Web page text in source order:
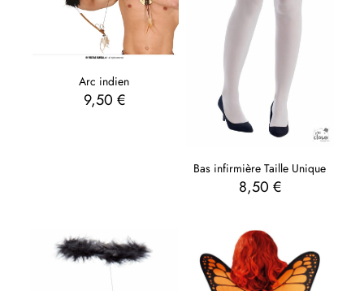
Arc indien
9,50 €
Bas infirmière Taille Unique
8,50 €